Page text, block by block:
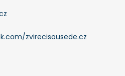
zvirecisousede.cz